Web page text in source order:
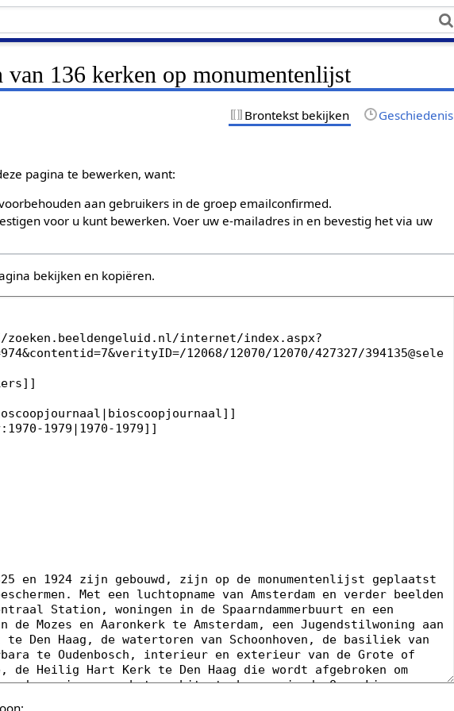
136 kerken op monumentenlijst
Brontekst bekijken Geschiedenis
pagina te bewerken, want:
aan gebruikers in de groep emailconfirmed.
voor u kunt bewerken. Voer uw e-mailadres in en bevestig het via uw
bekijken en kopiëren.